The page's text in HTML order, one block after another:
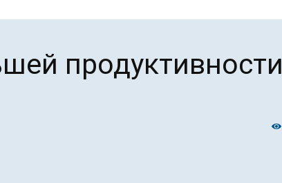
продуктивности